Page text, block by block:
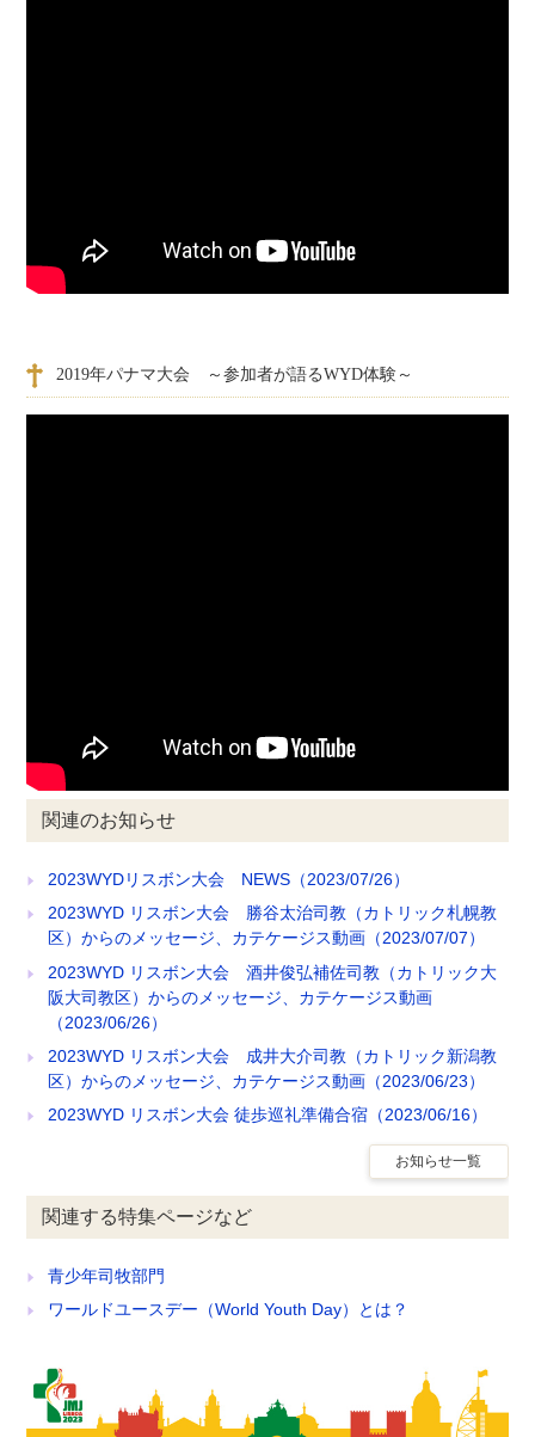
2019年パナマ大会 ～参加者が語るWYD体験～
関連のお知らせ
2023WYDリスボン大会 NEWS（2023/07/26）
2023WYD リスボン大会 勝谷太治司教（カトリック札幌教
区）からのメッセージ、カテケージス動画（2023/07/07）
2023WYD リスボン大会 酒井俊弘補佐司教（カトリック大
阪大司教区）からのメッセージ、カテケージス動画
（2023/06/26）
2023WYD リスボン大会 成井大介司教（カトリック新潟教
区）からのメッセージ、カテケージス動画（2023/06/23）
2023WYD リスボン大会 徒歩巡礼準備合宿（2023/06/16）
お知らせ一覧
関連する特集ページなど
青少年司牧部門
ワールドユースデー（World Youth Day）とは？